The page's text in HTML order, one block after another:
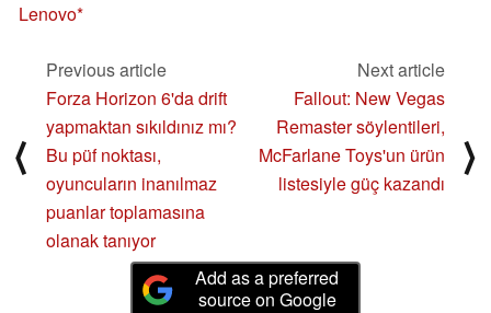
Lenovo
⟨
Previous article
Forza Horizon 6'da drift
yapmaktan sıkıldınız mı?
Bu püf noktası,
oyuncuların inanılmaz
puanlar toplamasına
olanak tanıyor
Next article
Fallout: New Vegas
Remaster söylentileri,
McFarlane Toys'un ürün
listesiyle güç kazandı
⟩
Add as a preferred
source on Google